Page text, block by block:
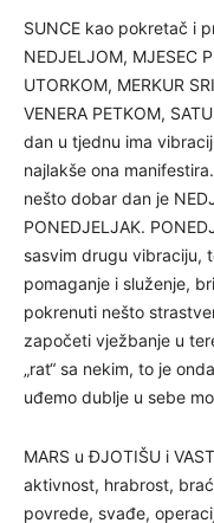
SUNCE kao pokretač i
NEDJELJOM, MJESEC
UTORKOM, MERKUR
VENERA PETKOM,
dan u tjednu ima
najlakše ona
nešto dobar dan je
PONEDJELJAK.
sasvim drugu vibraciju,
pomaganje i služenje,
pokrenuti nešto
započeti vježbanje u
„rat“ sa nekim, to je
uđemo dublje u sebe
MARS u ĐJOTIŠU i
aktivnost, hrabrost,
povrede, svađe,